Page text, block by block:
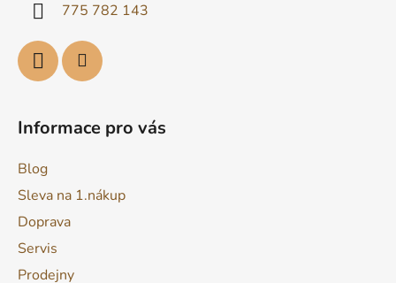
775 782 143
Informace pro vás
Blog
Sleva na 1.nákup
Doprava
Servis
Prodejny